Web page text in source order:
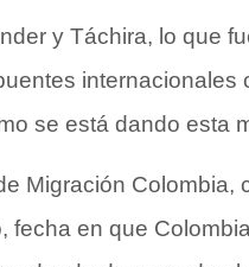
y Táchira, lo que
internacionales
se está dando esta
Migración Colombia,
fecha en que